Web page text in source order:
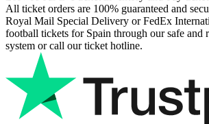
All ticket orders are 100% guaranteed and
Royal Mail Special Delivery or FedEx
football tickets for Spain through our safe and
system or call our ticket hotline.